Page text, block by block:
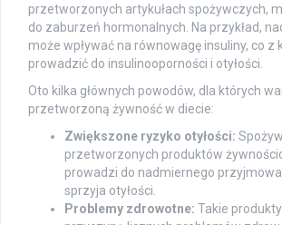
przetworzonych artykułach spożywczych,
do zaburzeń hormonalnych. Na przykład,
może wpływać na równowagę insuliny, co z
prowadzić do insulinooporności i otyłości.
Oto kilka głównych powodów, dla których
przetworzoną żywność w diecie:
Zwiększone ryzyko otyłości:
przetworzonych produktów
prowadzi do nadmiernego
sprzyja otyłości.
Problemy zdrowotne: Takie